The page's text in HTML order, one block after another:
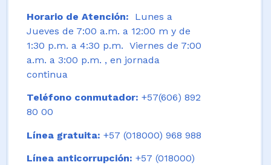
Horario de Atención:
Lunes a
Jueves de 7:00 a.m. a 12:00 m y de
1:30 p.m. a 4:30 p.m. Viernes de 7:00
a.m. a 3:00 p.m. , en jornada
continua
Teléfono conmutador: +57(606) 892
80 00
Línea gratuita: +57 (018000) 968 988
Línea anticorrupción: +57 (018000)